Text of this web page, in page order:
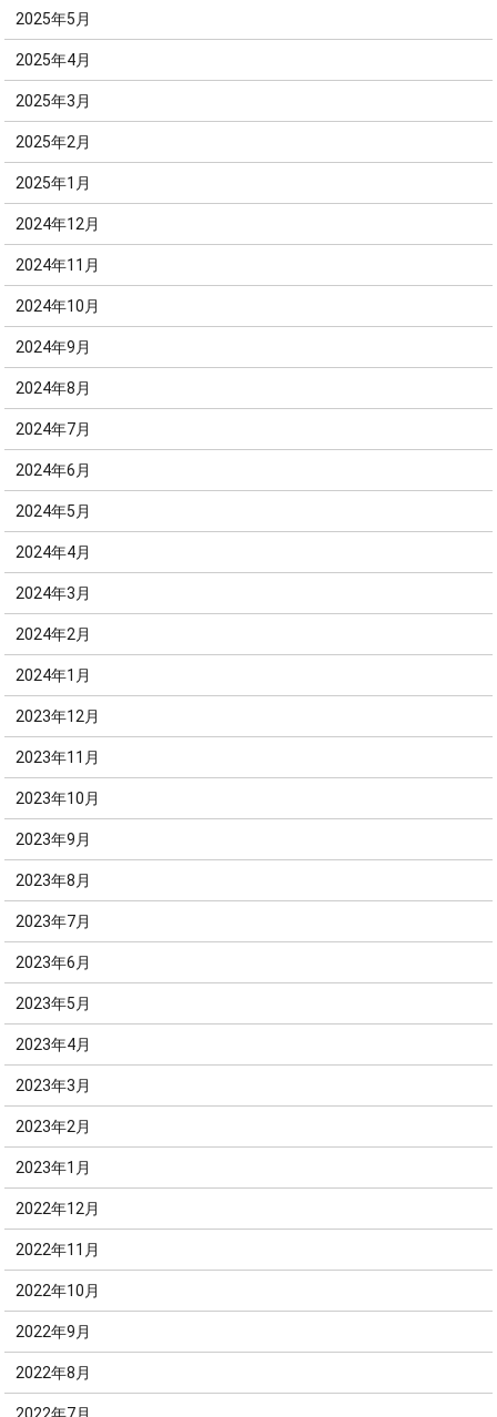
2025年5月
2025年4月
2025年3月
2025年2月
2025年1月
2024年12月
2024年11月
2024年10月
2024年9月
2024年8月
2024年7月
2024年6月
2024年5月
2024年4月
2024年3月
2024年2月
2024年1月
2023年12月
2023年11月
2023年10月
2023年9月
2023年8月
2023年7月
2023年6月
2023年5月
2023年4月
2023年3月
2023年2月
2023年1月
2022年12月
2022年11月
2022年10月
2022年9月
2022年8月